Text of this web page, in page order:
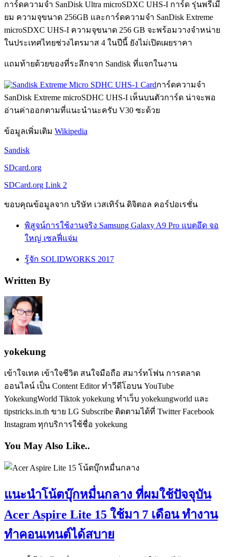
การ์ดความจำ SanDisk Ultra microSDXC UHS-I การ์ด รุ่นพรีเมี่
ยม ความจุขนาด 256GB และการ์ดความจำ SanDisk Extreme
microSDXC UHS-I ความจุขนาด 256 GB จะพร้อมวางจำหน่าย
ในประเทศไทยช่วงไตรมาส 4 ในปีนี้ ยังไม่เปิดเผยราคา
แถมท้ายด้วยของที่ระลึกจาก Sandisk ที่แจกในงาน
การ์ดความจำ
SanDisk Extreme microSDHC UHS-I เห็นบนตัวการ์ด น่าจะพอ
อ่านค่าออกตามที่แนะนำนะครับ V30 ซะด้วย
ข้อมูลเพิ่มเติม Wikipedia
Sandisk
SDcard.org
SDCard.org Link 2
ขอบคุณข้อมูลจาก บริษัท เวสเทิร์น ดิจิตอล คอร์ปอเรชั่น
พิสูจน์การใช้งานจริง Samsung Galaxy A9 Pro แบตอึด จอ
ใหญ่ เซลฟี่แจ่ม
รู้จัก SOLIDWORKS 2017
Written By
yokekung
เข้าใจเทค เข้าใจชีวิต สนใจมือถือ สมาร์ทโฟน การตลาด
ออนไลน์ เป็น Content Editor ทำวีดีโอบน YouTube
YokekungWorld Tiktok yokekung ทำเว็บ yokekungworld และ
tipstricks.in.th ขาย LG Subscribe ติดตามได้ที่ Twitter Facebook
Instagram ทุกบริการใช้ชื่อ yokekung
You May Also Like..
แนะนำโน้ตบุ๊กหมื่นกลาง ที่ผมใช้ปัจจุบัน
Acer Aspire Lite 15 ใช้มา 7 เดือน ทำงาน
ทำคอนเทนต์ได้สบาย